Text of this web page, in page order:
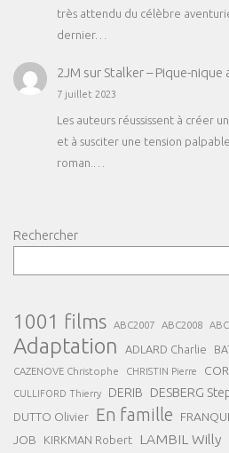
très attendu du célèbre
dernier…
2JM sur Stalker – Pique-
7 juillet 2023
Les auteurs réussissent à créer
et à susciter une tension
roman.…
Rechercher
1001 films ABC2007 ABC2008
Adaptation ADLARD Charlie
CAZENOVE Christophe CHRISTIN Pierre
CULLIFORD Thierry DERIB DESBERG
DUTTO Olivier En famille
JOB KIRKMAN Robert LAMBIL Willy